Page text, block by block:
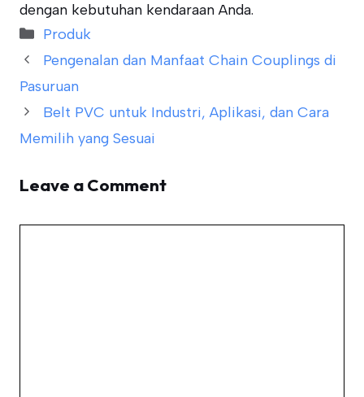
dengan kebutuhan kendaraan Anda.
Categories
Produk
Pengenalan dan Manfaat Chain Couplings di
Pasuruan
Belt PVC untuk Industri, Aplikasi, dan Cara
Memilih yang Sesuai
Leave a Comment